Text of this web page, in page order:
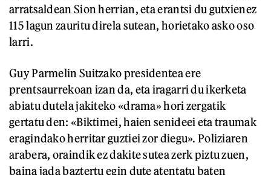
arratsaldean Sion herrian, eta erantsi du gutxienez
115 lagun zauritu direla sutean, horietako asko oso
larri.
Guy Parmelin Suitzako presidentea ere
prentsaurrekoan izan da, eta iragarri du ikerketa
abiatu dutela jakiteko «drama» hori zergatik
gertatu den: «Biktimei, haien senideei eta traumak
eragindako herritar guztiei zor diegu». Poliziaren
arabera, oraindik ez dakite sutea zerk piztu zuen,
baina jada baztertu egin dute atentatu baten